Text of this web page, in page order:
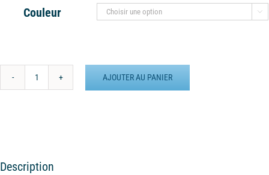
Couleur 
quantité
Kûrma
AJOUTER AU PANIER
Description